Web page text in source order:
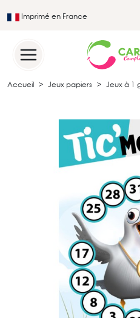
Imprimé en France
Accueil Jeux papiers Jeux à 1